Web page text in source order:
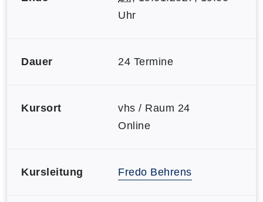
Uhr
Dauer 24 Termine
Kursort
vhs / Raum 24
Online
Kursleitung Fredo Behrens